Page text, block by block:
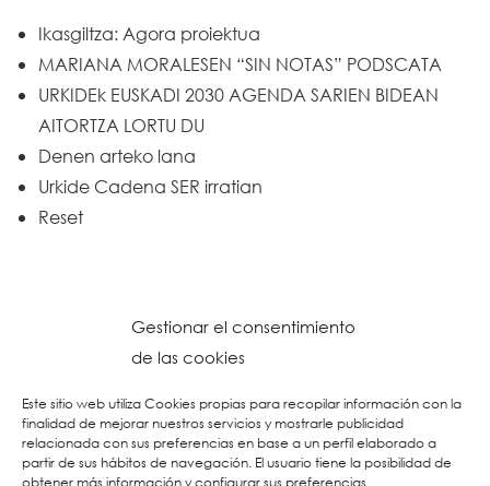
Gestionar el consentimiento
de las cookies
Este sitio web utiliza Cookies propias para recopilar información con la
finalidad de mejorar nuestros servicios y mostrarle publicidad
relacionada con sus preferencias en base a un perfil elaborado a
partir de sus hábitos de navegación. El usuario tiene la posibilidad de
obtener más información y configurar sus preferencias.
Ikasgiltza: Agora proiektua
MARIANA MORALESEN “SIN NOTAS” PODSCATA
URKIDEk EUSKADI 2030 AGENDA SARIEN BIDEAN
AITORTZA LORTU DU
Denen arteko lana
Urkide Cadena SER irratian
Reset